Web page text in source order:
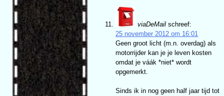
viaDeMail schreef:
25 november 2012 om 16:01
Geen groot licht (m.n. overdag) als
motorrijder kan je je leven kosten
omdat je váák *niet* wordt
opgemerkt.
Sinds ik in nog geen half jaar tijd tot